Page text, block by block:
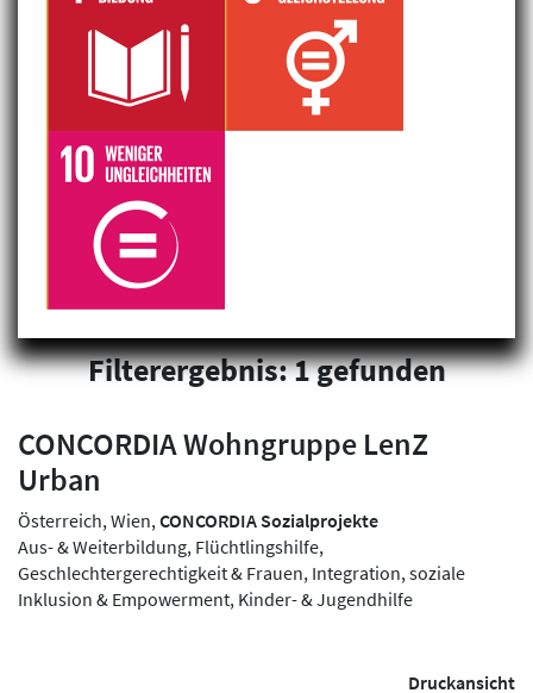
Geschlechtergerechtigkeit
Inklusion
Filterergebnis: 1 gefunden
CONCORDIA Wohngruppe LenZ
Urban
Österreich, Wien, CONCORDIA Sozialprojekte
Aus- & Weiterbildung, Flüchtlingshilfe,
Geschlechtergerechtigkeit & Frauen, Integration, soziale
Inklusion & Empowerment, Kinder- & Jugendhilfe
Druckansicht